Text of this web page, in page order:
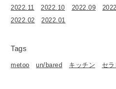
2022.11
2022.10 2022.09
2022.02
2022.01
Tags
metoo un/bared キッチン セ